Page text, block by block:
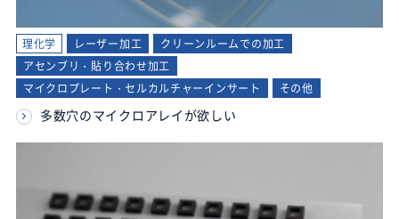
理化学 レーザー加工
クリーンルームでの加工
アセンブリ・貼り合わせ加工
マイクロプレート・セルカルチャーインサート
その他
多数穴のマイクロアレイが欲しい